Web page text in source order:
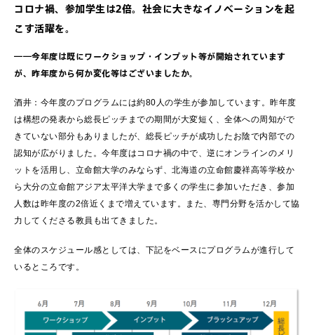
コロナ禍、参加学生は2倍。社会に大きなイノベーションを起
こす活躍を。
――今年度は既にワークショップ・インプット等が開始されています
が、昨年度から何か変化等はございましたか。
酒井：今年度のプログラムには約80人の学生が参加しています。昨年度
は構想の発表から総長ピッチまでの期間が大変短く、全体への周知がで
きていない部分もありましたが、総長ピッチが成功したお陰で内部での
認知が広がりました。今年度はコロナ禍の中で、逆にオンラインのメリ
ットを活用し、立命館大学のみならず、北海道の立命館慶祥高等学校か
ら大分の立命館アジア太平洋大学まで多くの学生に参加いただき、参加
人数は昨年度の2倍近くまで増えています。また、専門分野を活かして協
力してくださる教員も出てきました。
全体のスケジュール感としては、下記をベースにプログラムが進行して
いるところです。